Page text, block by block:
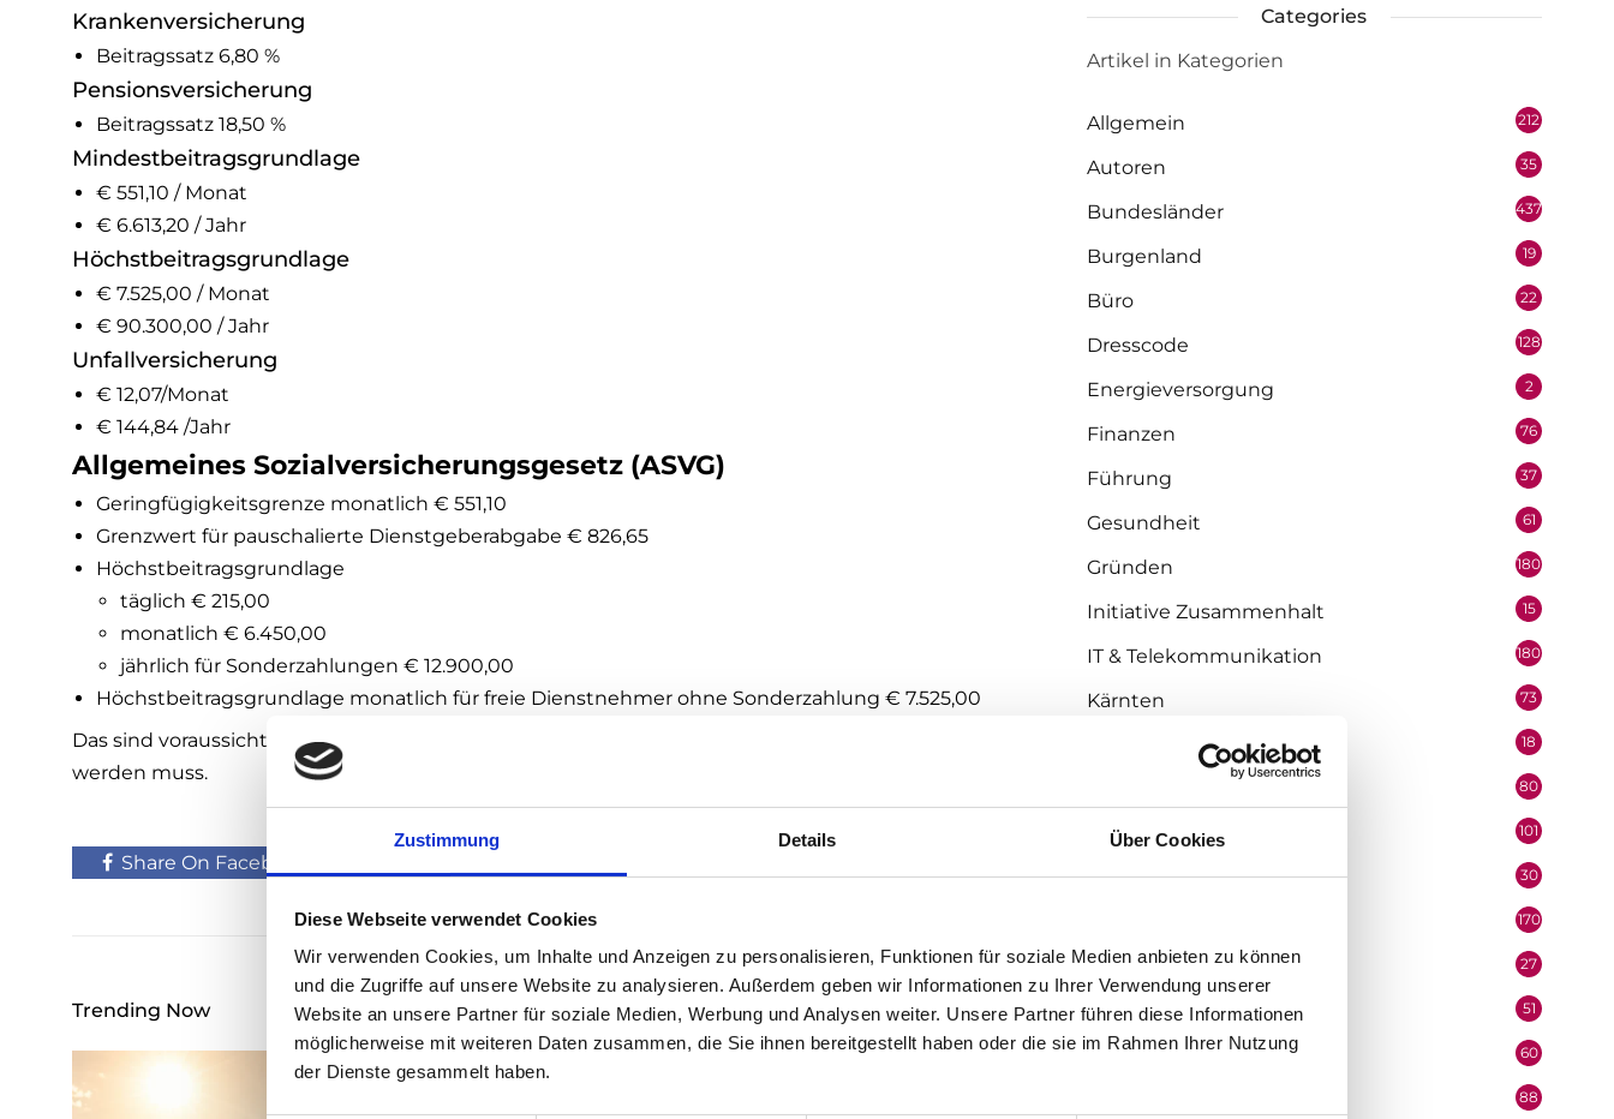
Zustimmung Details Über Cookies
Diese Webseite verwendet Cookies
Wir verwenden Cookies, um Inhalte und Anzeigen zu personalisieren, Funktionen für soziale Medien anbieten zu können
und die Zugriffe auf unsere Website zu analysieren. Außerdem geben wir Informationen zu Ihrer Verwendung unserer
Website an unsere Partner für soziale Medien, Werbung und Analysen weiter. Unsere Partner führen diese Informationen
möglicherweise mit weiteren Daten zusammen, die Sie ihnen bereitgestellt haben oder die sie im Rahmen Ihrer Nutzung
der Dienste gesammelt haben.
Krankenversicherung
Beitragssatz 6,80 %
Pensionsversicherung
Beitragssatz 18,50 %
Mindestbeitragsgrundlage
€ 551,10 / Monat
€ 6.613,20 / Jahr
Höchstbeitragsgrundlage
€ 7.525,00 / Monat
€ 90.300,00 / Jahr
Unfallversicherung
€ 12,07/Monat
€ 144,84 /Jahr
Allgemeines Sozialversicherungsgesetz (ASVG)
Geringfügigkeitsgrenze monatlich € 551,10
Grenzwert für pauschalierte Dienstgeberabgabe € 826,65
Höchstbeitragsgrundlage
täglich € 215,00
monatlich € 6.450,00
jährlich für Sonderzahlungen € 12.900,00
Höchstbeitragsgrundlage monatlich für freie Dienstnehmer ohne Sonderzahlung € 7.525,00
Das sind voraussichtliche Zahlen, da die Veröffentlichung im Bundesgesetzblatt abgewartet
werden muss.
Share On Facebook
Trending Now
Categories
Artikel in Kategorien
Allgemein 212
Autoren 35
Bundesländer 437
Burgenland 19
Büro 22
Dresscode 128
Energieversorgung 2
Finanzen 76
Führung 37
Gesundheit 61
Gründen 180
Initiative Zusammenhalt 15
IT & Telekommunikation 180
Kärnten 73
KI - Künstliche Intelligenz 18
80
Kommunikation 101
Lehrlinge 30
170
Medienpartner 27
Mitarbeiter 51
Mobilität & Logistik 60
88